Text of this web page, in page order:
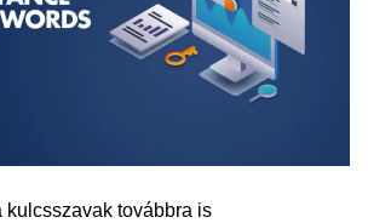
kulcsszavak továbbra is